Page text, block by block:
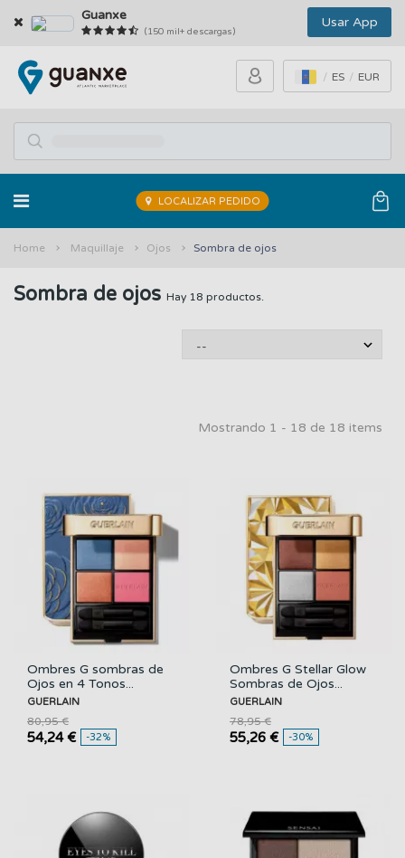
Guanxe
(150 mil+ descargas)
Usar App
ES EUR
LOCALIZAR PEDIDO
Home Maquillaje Ojos Sombra de ojos
Sombra de ojos Hay 18 productos.
Mostrando 1 - 18 de 18 items
Ombres G sombras de
Ojos en 4 Tonos...
GUERLAIN
54,24 €
80,95 €
-32%
Ombres G Stellar Glow
Sombras de Ojos...
GUERLAIN
55,26 €
78,95 €
-30%